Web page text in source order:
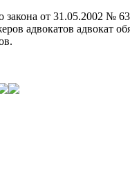
закона от 31.05.2002 №
адвокатов